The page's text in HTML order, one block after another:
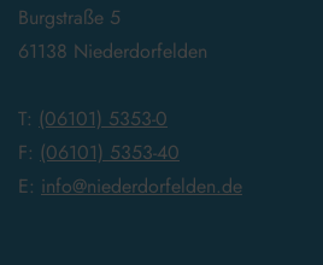
Burgstraße 5
61138 Niederdorfelden
T: (06101) 5353-0
F: (06101) 5353-40
E: info@niederdorfelden.de